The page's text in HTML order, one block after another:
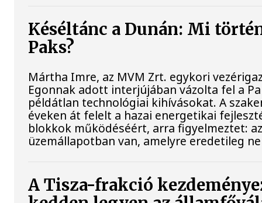
Késéltánc a Dunán: Mi
Paks?
Mártha Imre, az MVM Zrt. egykori
Egonnak adott interjújában vázolta fel a
példátlan technológiai kihívásokat. A
éveken át felelt a hazai energetikai
blokkok működéséért, arra figyelmeztet:
üzemállapotban van, amelyre eredetileg
A Tisza-frakció